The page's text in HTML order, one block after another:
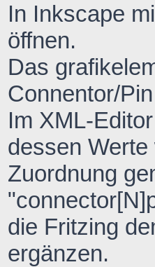
In Inkscape
öffnen.
Das
Connentor/
Im XML-
dessen
Zuordnung
die Fritzing
ergänzen.